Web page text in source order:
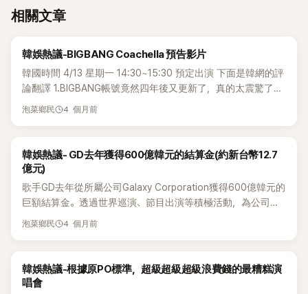
相關文章
熱議討論
韓娛熱議-BIGBANG Coachella 預告影片
韓國時間 4/13 星期一 14:30~15:30 預定出演 下面是韓網的評
論翻譯 1.BIGBANG帳號竟然四年後又更新了，真的太震驚了！
2.哇...心臟狂跳，BIGBANG終於要回來了💛3.哇，這個
啊！6.心跳加速，期待他們的舞台！不知道會唱什麼歌呢～ 7.
哇，BIGBANG的頻道開始動起來，真的要回歸了，太神奇了！
要看到BIGBANG了ㅠㅠㅠ心臟快要跳出來了ㅠㅠㅠ 10.到底會不
會公開新歌，這是我最想知道的。11.BIGBANG終於要回來了，
期待值爆表！12.哇，真的要回來了，期待滿滿！ 13.拜託發表
新歌吧.. ㅠㅜㅜㅜㅜㅜㅜ14.唉，BIGBANG...心跳加速，汗毛都豎
一直不太好，希望他一切順利結束演出啊ㅜㅜ 16.哇，這是多少
年來第一次看到官方帳號更新了ㅜㅜ17.唉，真的很感動，
泡菜鄉民 4 個月前
熱議討論
韓娛熱議- GD去年獲得600億韓元的結算金(約新台幣12.7
億元)
歌手GD去年從所屬公司Galaxy Corporation獲得600億韓元的
巨額結算金。透過世界巡演、節目出演等積極活動，為公司創
造了接近3000億韓元的營收，並因此獲得了相當可觀的結算
GD所屬的Galaxy Corporation去年的單獨基準支付手續費高達
714億韓元。這是一個比前一年同期暴增31倍的數字。GD未活
泡菜鄉民 4 個月前
熱議討論
韓娛熱議-根據原PO標準，超級超級超級浪費錢的最糟糕演
唱會